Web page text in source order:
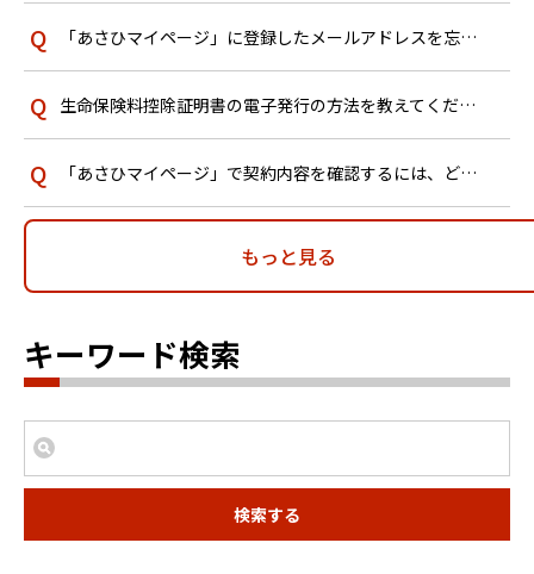
「あさひマイページ」に登録したメールアドレスを忘れてしまい、ログインできません。どうすればよいですか？
生命保険料控除証明書の電子発行の方法を教えてください。
「あさひマイページ」で契約内容を確認するには、どうすればよいですか？
もっと見る
キーワード検索
検索する